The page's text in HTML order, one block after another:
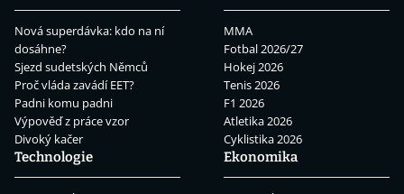
Nová superdávka: kdo na ní
dosáhne?
Sjezd sudetských Němců
Proč vláda zavádí EET?
Padni komu padni
Výpověď z práce vzor
Divoký kačer
MMA
Fotbal 2026/27
Hokej 2026
Tenis 2026
F1 2026
Atletika 2026
Cyklistika 2026
Technologie
Ekonomika